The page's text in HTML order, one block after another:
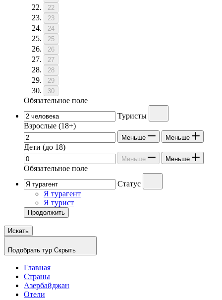
22
23
24
25
26
27
28
29
30
Обязательное поле
Туристы
Взрослые (18+)
Меньше Меньше
Дети (до 18)
Меньше Меньше
Обязательное поле
Статус
Я турагент
Я турист
Продолжить
Искать
Подобрать тур Скрыть
Главная
Страны
Азербайджан
Отели